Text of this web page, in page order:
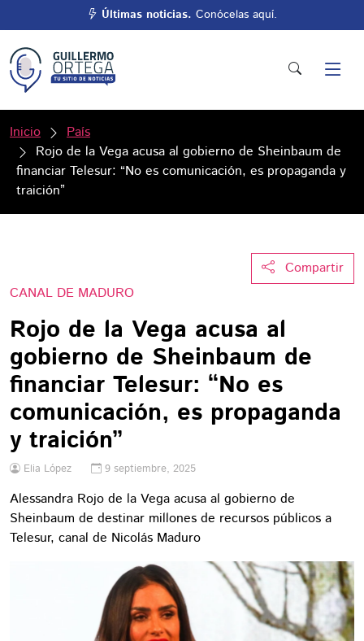
Últimas noticias. Conócelas aquí.
Inicio
País
Rojo de la Vega acusa al gobierno de Sheinbaum de
financiar Telesur: “No es comunicación, es propaganda y
traición”
Compartir
CANAL DE MADURO
Rojo de la Vega acusa al
gobierno de Sheinbaum de
financiar Telesur: “No es
comunicación, es propaganda
y traición”
Elia López 9 septiembre, 2025
Alessandra Rojo de la Vega acusa al gobierno de
Sheinbaum de destinar millones de recursos públicos a
Telesur, canal de Nicolás Maduro